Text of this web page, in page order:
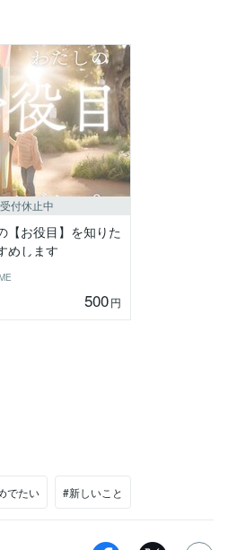
受付休止中
【お役目】を知りた
めします
500円
でたい #新しいこと